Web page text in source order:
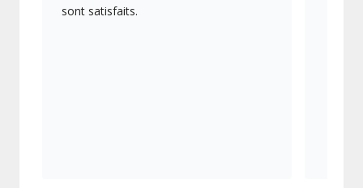
sont satisfaits.